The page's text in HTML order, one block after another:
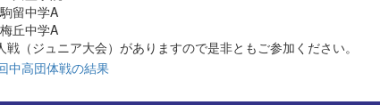
留中学A
丘中学A
戦（ジュニア大会）がありますので是非ともご参加ください。
中高団体戦の結果